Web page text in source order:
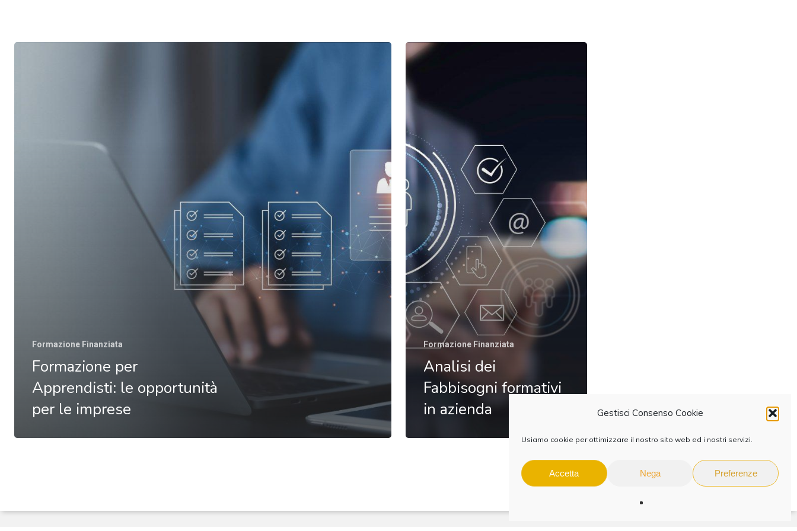
Gestisci Consenso Cookie
Usiamo cookie per ottimizzare il nostro sito web ed i nostri servizi.
Accetta Nega Preferenze
Formazione Finanziata
Formazione per
Apprendisti: le opportunità
per le imprese
Formazione Finanziata
Analisi dei
Fabbisogni formativi
in azienda
linkedin whatsapp phone email